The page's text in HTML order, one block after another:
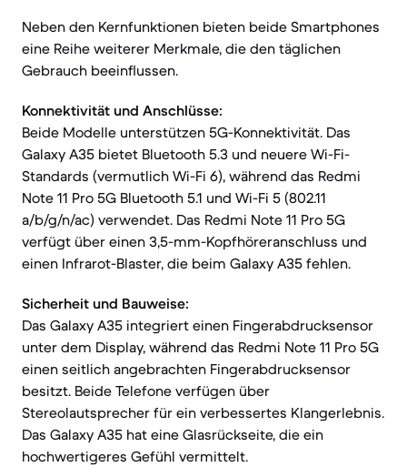
Neben den Kernfunktionen bieten beide Smartphones
eine Reihe weiterer Merkmale, die den täglichen
Gebrauch beeinflussen.
Konnektivität und Anschlüsse:
Beide Modelle unterstützen 5G-Konnektivität. Das
Galaxy A35 bietet Bluetooth 5.3 und neuere Wi-Fi-
Standards (vermutlich Wi-Fi 6), während das Redmi
Note 11 Pro 5G Bluetooth 5.1 und Wi-Fi 5 (802.11
a/b/g/n/ac) verwendet. Das Redmi Note 11 Pro 5G
verfügt über einen 3,5-mm-Kopfhöreranschluss und
einen Infrarot-Blaster, die beim Galaxy A35 fehlen.
Sicherheit und Bauweise:
Das Galaxy A35 integriert einen Fingerabdrucksensor
unter dem Display, während das Redmi Note 11 Pro 5G
einen seitlich angebrachten Fingerabdrucksensor
besitzt. Beide Telefone verfügen über
Stereolautsprecher für ein verbessertes Klangerlebnis.
Das Galaxy A35 hat eine Glasrückseite, die ein
hochwertigeres Gefühl vermittelt.